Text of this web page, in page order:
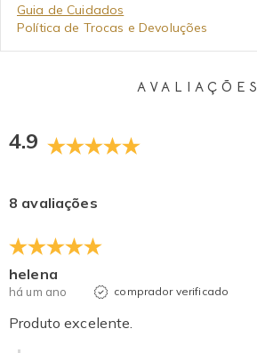
Guia de Cuidados
Política de Trocas e Devoluções
AVALIAÇÕES
4.9
8 avaliações
helena
há um ano comprador verificado
Produto excelente.